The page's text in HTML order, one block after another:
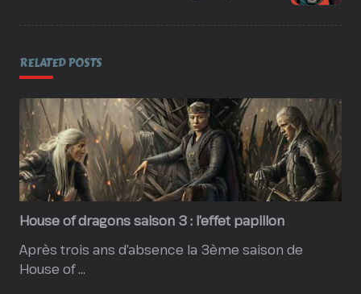
RELATED POSTS
House of dragons saison 3 : l’effet papillon
Après trois ans d’absence la 3ème saison de
House of...